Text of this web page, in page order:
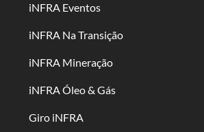
iNFRA Eventos
iNFRA Na Transição
iNFRA Mineração
iNFRA Óleo & Gás
Giro iNFRA